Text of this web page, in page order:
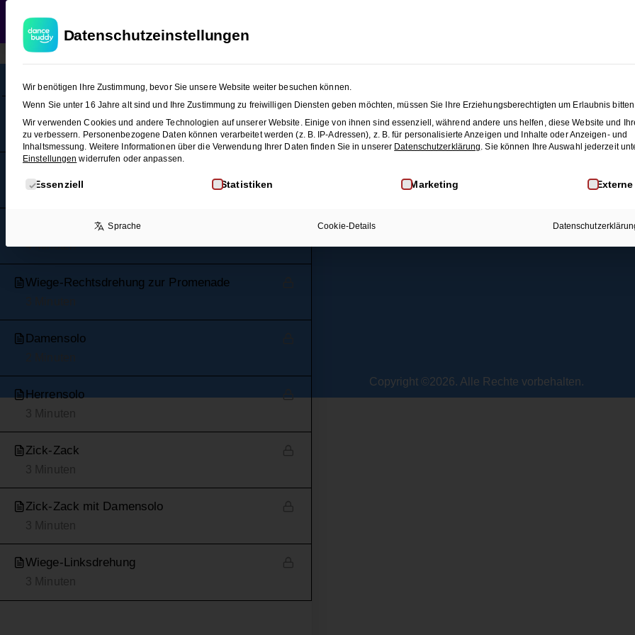
3 Minuten
3 Minuten
Wiege-Rechtsdrehung
4 Minuten
Wiege-Rechtsdrehung zur Promenade
Damensolo
Herrensolo
3 Minuten
Zick-Zack
3 Minuten
Zick-Zack mit Damensolo
3 Minuten
Wiege-Linksdrehung
3 Minuten
This content is protected, pleaselogin andenroll
Rechtliches
AGB
Widerrufsrecht
Mehr Infos
Membership
Copyright ©2026. Alle Rechte vorbehalten.
Datenschutzeinstellungen
Wir benötigen Ihre Zustimmung, bevor Sie unsere Website weiter besuchen können.
Wenn Sie unter 16 Jahre alt sind und Ihre Zustimmung zu freiwilligen Diensten geben möchten, müssen Sie Ihre Erziehungsberechtigten um Erlaubnis
Wir verwenden Cookies und andere Technologien auf unserer Website. Einige von ihnen sind essenziell, während andere uns helfen, diese Website und
zu verbessern. Personenbezogene Daten können verarbeitet werden (z. B. IP-Adressen), z. B. für personalisierte Anzeigen und Inhalte oder Anzeigen- und
Inhaltsmessung. Weitere Informationen über die Verwendung Ihrer Daten finden Sie in unserer Datenschutzerklärung. Sie können Ihre Auswahl jederzeit
Einstellungen widerrufen oder anpassen.
Es folgt eine Liste der Service-Gruppen, für die eine Einwilligung erteilt werden kann. Die erste Service-Gruppe
Essenziell Statistiken Marketing
Sprache Cookie-Details